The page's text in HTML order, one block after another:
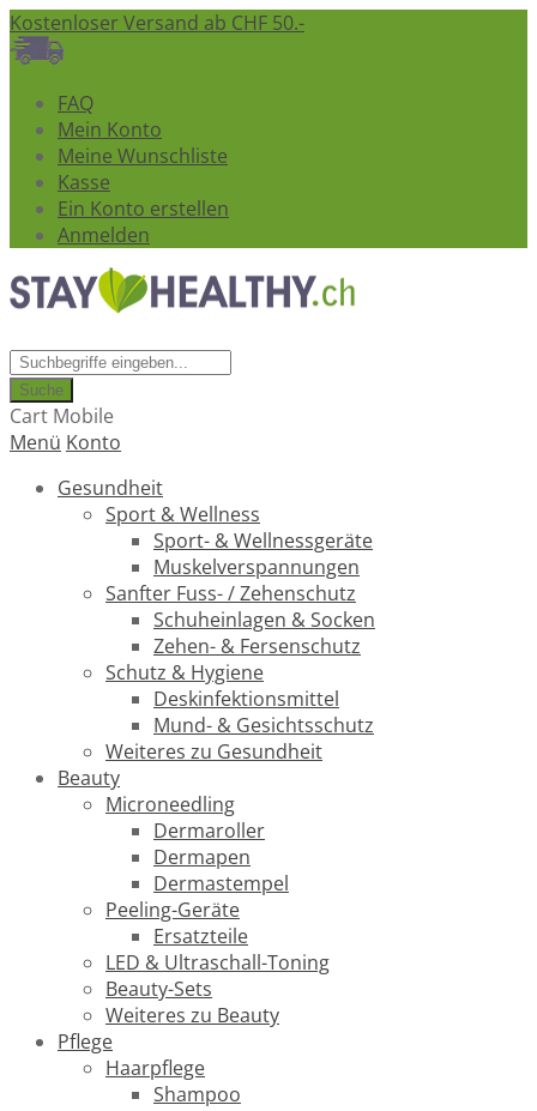
Kostenloser Versand ab CHF 50.-
FAQ
Mein Konto
Meine Wunschliste
Kasse
Ein Konto erstellen
Anmelden
Suche
Cart Mobile
Menü Konto
Gesundheit
Sport & Wellness
Sport- & Wellnessgeräte
Muskelverspannungen
Sanfter Fuss- / Zehenschutz
Schuheinlagen & Socken
Zehen- & Fersenschutz
Schutz & Hygiene
Deskinfektionsmittel
Mund- & Gesichtsschutz
Weiteres zu Gesundheit
Beauty
Microneedling
Dermaroller
Dermapen
Dermastempel
Peeling-Geräte
Ersatzteile
LED & Ultraschall-Toning
Beauty-Sets
Weiteres zu Beauty
Pflege
Haarpflege
Shampoo